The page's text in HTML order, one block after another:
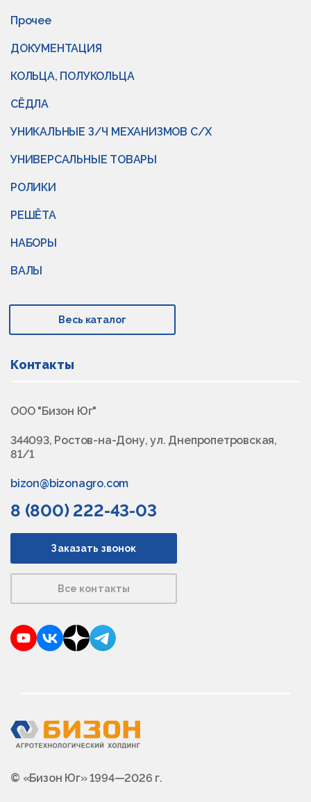
Прочее
ДОКУМЕНТАЦИЯ
КОЛЬЦА, ПОЛУКОЛЬЦА
СЁДЛА
УНИКАЛЬНЫЕ З/Ч МЕХАНИЗМОВ С/Х
УНИВЕРСАЛЬНЫЕ ТОВАРЫ
РОЛИКИ
РЕШЁТА
НАБОРЫ
ВАЛЫ
Весь каталог
Контакты
ООО "Бизон Юг"
344093, Ростов-на-Дону, ул. Днепропетровская,
81/1
bizon@bizonagro.com
8 (800) 222-43-03
Заказать звонок
Все контакты
YouTubeVKontakte
DzenTelegram
© «Бизон Юг» 1994—2026 г.